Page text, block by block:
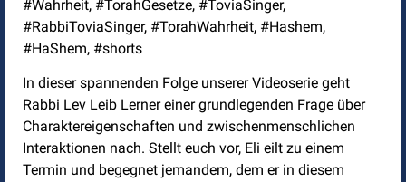
#Wahrheit, #TorahGesetze, #ToviaSinger,
#RabbiToviaSinger, #TorahWahrheit, #Hashem,
#HaShem, #shorts
In dieser spannenden Folge unserer Videoserie geht
Rabbi Lev Leib Lerner einer grundlegenden Frage über
Charaktereigenschaften und zwischenmenschlichen
Interaktionen nach. Stellt euch vor, Eli eilt zu einem
Termin und begegnet jemandem, dem er in diesem